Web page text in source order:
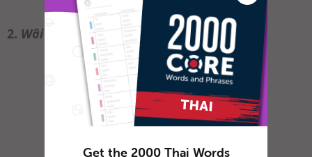
2. Wâiaction from the front
Get the 2000 Thai Words